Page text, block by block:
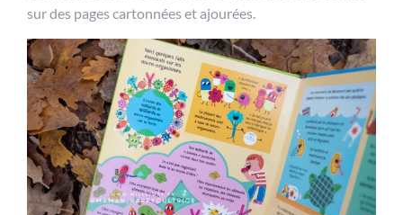
sur des pages cartonnées et ajourées.